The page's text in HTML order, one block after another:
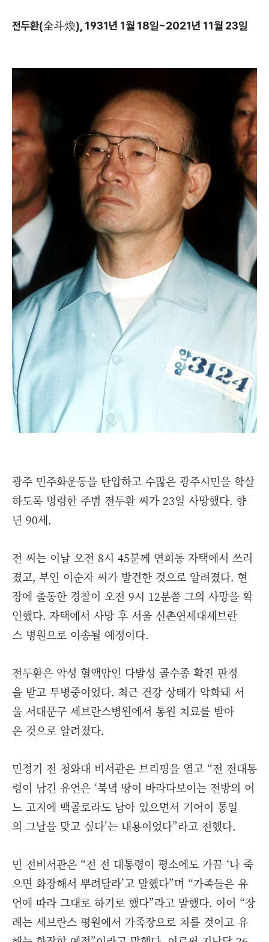
전두환(全斗煥), 1931년 1월 18일~2021년 11월 23일
광주 민주화운동을 탄압하고 수많은 광주시민을 학살
하도록 명령한 주범 전두환 씨가 23일 사망했다. 향
년 90세.
전 씨는 이날 오전 8시 45분께 연희동 자택에서 쓰러
졌고, 부인 이순자 씨가 발견한 것으로 알려졌다. 현
장에 출동한 경찰이 오전 9시 12분쯤 그의 사망을 확
인했다. 자택에서 사망 후 서울 신촌연세대세브란
스 병원으로 이송될 예정이다.
전두환은 악성 혈액암인 다발성 골수종 확진 판정
을 받고 투병중이었다. 최근 건강 상태가 악화돼 서
울 서대문구 세브란스병원에서 통원 치료를 받아
온 것으로 알려졌다.
민정기 전 청와대 비서관은 브리핑을 열고 “전 전대통
령이 남긴 유언은 ‘북녘 땅이 바라다보이는 전방의 어
느 고지에 백골로라도 남아 있으면서 기어이 통일
의 그날을 맞고 싶다’는 내용이었다”라고 전했다.
민 전비서관은 “전 전 대통령이 평소에도 가끔 ‘나 죽
으면 화장해서 뿌려달라’고 말했다”며 “가족들은 유
언에 따라 그대로 하기로 했다”라고 말했다. 이어 “장
례는 세브란스 평원에서 가족장으로 치를 것이고 유